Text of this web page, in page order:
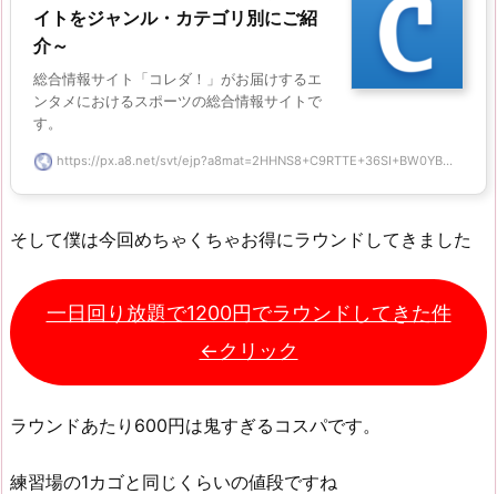
イトをジャンル・カテゴリ別にご紹
介～
総合情報サイト「コレダ！」がお届けするエ
ンタメにおけるスポーツの総合情報サイトで
す。
https://px.a8.net/svt/ejp?a8mat=2HHNS8+C9RTTE+36SI+BW0YB...
そして僕は今回めちゃくちゃお得にラウンドしてきました
一日回り放題で1200円でラウンドしてきた件
←クリック
ラウンドあたり600円は鬼すぎるコスパです。
練習場の1カゴと同じくらいの値段ですね